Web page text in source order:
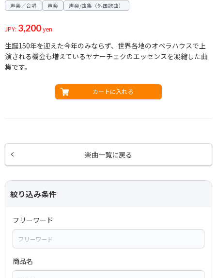
声楽／合唱 声楽 声楽/曲集（外国歌曲）
JPY: 3,200yen
生誕150年を迎えた今年のみならず、世界各地のオペラハウスで上
演される機会も増えているヤナーチェクのエッセンスを凝縮した曲
集です。
カートに入れる
楽曲一覧に戻る
絞り込み条件
フリーワード
商品名